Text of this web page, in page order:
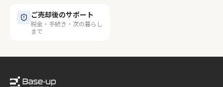
ご売却後のサポート
税金・手続き・次の暮らし
まで